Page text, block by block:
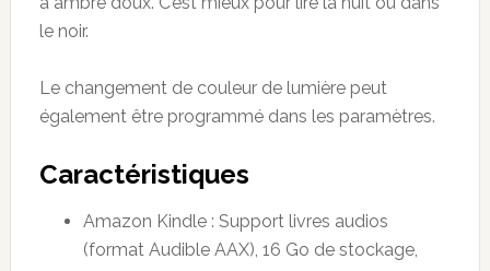
le noir.
Le changement de couleur de lumière peut
également être programmé dans les paramètres.
Caractéristiques
Amazon Kindle : Support livres audios
(format Audible AAX), 16 Go de stockage,